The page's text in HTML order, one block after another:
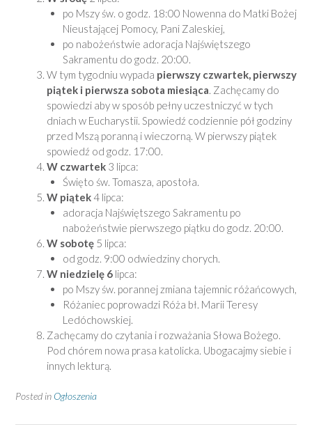
po Mszy św. o godz. 18:00 Nowenna do Matki Bożej
Nieustającej Pomocy, Pani Zaleskiej,
po nabożeństwie adoracja Najświętszego
Sakramentu do godz. 20:00.
W tym tygodniu wypada pierwszy czwartek, pierwszy
piątek i pierwsza sobota miesiąca. Zachęcamy do
spowiedzi aby w sposób pełny uczestniczyć w tych
dniach w Eucharystii. Spowiedź codziennie pół godziny
przed Mszą poranną i wieczorną. W pierwszy piątek
spowiedź od godz. 17:00.
W czwartek 3 lipca:
Święto św. Tomasza, apostoła.
W piątek 4 lipca:
adoracja Najświętszego Sakramentu po
nabożeństwie pierwszego piątku do godz. 20:00.
W sobotę 5 lipca:
od godz. 9:00 odwiedziny chorych.
W niedzielę 6 lipca:
po Mszy św. porannej zmiana tajemnic różańcowych,
Różaniec poprowadzi Róża bł. Marii Teresy
Ledóchowskiej.
Zachęcamy do czytania i rozważania Słowa Bożego.
Pod chórem nowa prasa katolicka. Ubogacajmy siebie i
innych lekturą.
Posted in Ogłoszenia